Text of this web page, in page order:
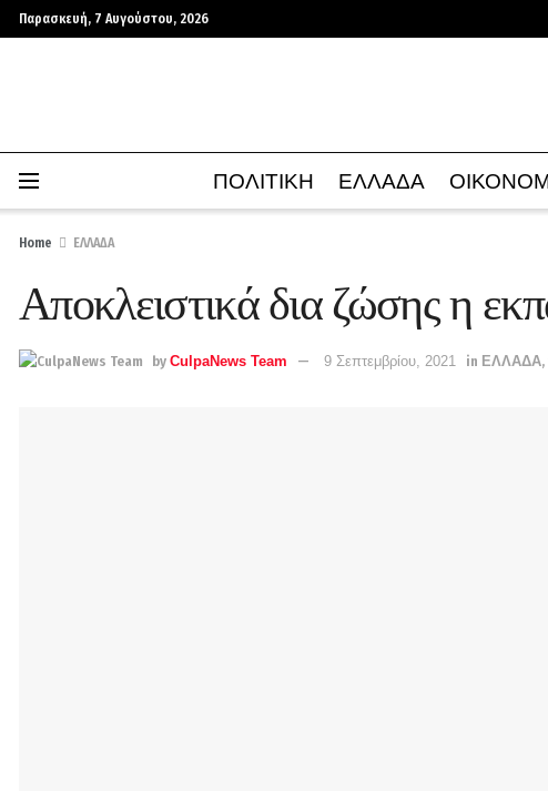
Παρασκευή, 7 Αυγούστου, 2026
ΠΟΛΙΤΙΚΗ ΕΛΛΑΔΑ
Home ΕΛΛΑΔΑ
Αποκλειστικά δια ζώσης η
by CulpaNews Team 9 Σεπτεμβρίου, 2021 in ΕΛΛΑΔΑ,